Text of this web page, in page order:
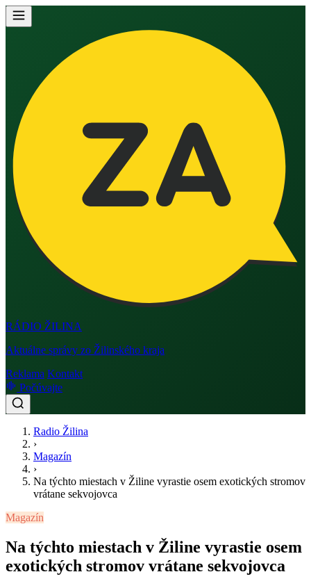
RÁDIO ŽILINA
Aktuálne správy zo Žilinského kraja
Reklama Kontakt
Počúvajte
Radio Žilina
›
Magazín
›
Na týchto miestach v Žiline vyrastie osem exotických stromov
vrátane sekvojovca
Magazín
Na týchto miestach v Žiline vyrastie osem
exotických stromov vrátane sekvojovca